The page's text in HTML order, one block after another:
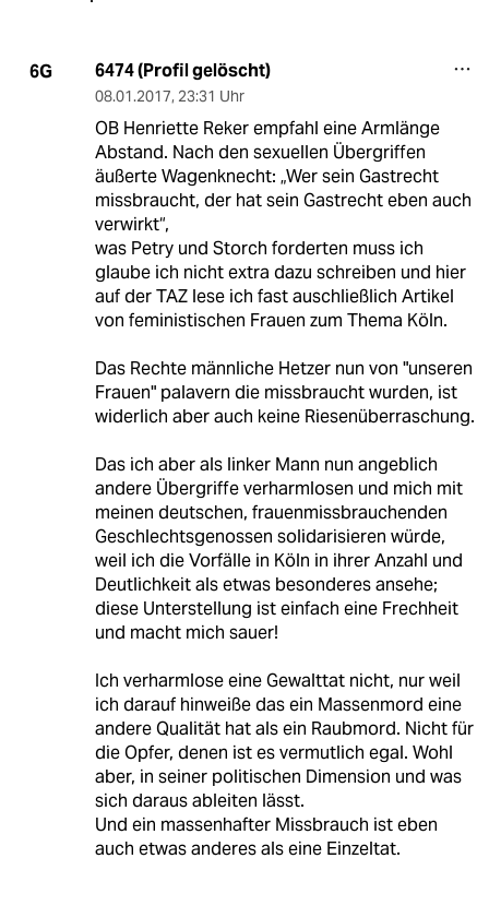
6G 6474 (Profil gelöscht)
08.01.2017, 23:31 Uhr
OB Henriette Reker empfahl eine Armlänge
Abstand. Nach den sexuellen Übergriffen
äußerte Wagenknecht: „Wer sein Gastrecht
missbraucht, der hat sein Gastrecht eben auch
verwirkt“,
was Petry und Storch forderten muss ich
glaube ich nicht extra dazu schreiben und hier
auf der TAZ lese ich fast auschließlich Artikel
von feministischen Frauen zum Thema Köln.
Das Rechte männliche Hetzer nun von "unseren
Frauen" palavern die missbraucht wurden, ist
widerlich aber auch keine Riesenüberraschung.
Das ich aber als linker Mann nun angeblich
andere Übergriffe verharmlosen und mich mit
meinen deutschen, frauenmissbrauchenden
Geschlechtsgenossen solidarisieren würde,
weil ich die Vorfälle in Köln in ihrer Anzahl und
Deutlichkeit als etwas besonderes ansehe;
diese Unterstellung ist einfach eine Frechheit
und macht mich sauer!
Ich verharmlose eine Gewalttat nicht, nur weil
ich darauf hinweiße das ein Massenmord eine
andere Qualität hat als ein Raubmord. Nicht für
die Opfer, denen ist es vermutlich egal. Wohl
aber, in seiner politischen Dimension und was
sich daraus ableiten lässt.
Und ein massenhafter Missbrauch ist eben
auch etwas anderes als eine Einzeltat.